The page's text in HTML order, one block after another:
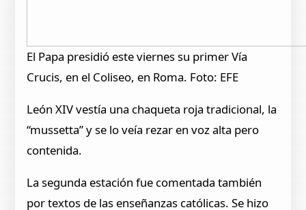
El Papa presidió este viernes su primer Vía
Crucis, en el Coliseo, en Roma. Foto: EFE
León XIV vestía una chaqueta roja tradicional, la
“mussetta” y se lo veía rezar en voz alta pero
contenida.
La segunda estación fue comentada también
por textos de las enseñanzas católicas. Se hizo